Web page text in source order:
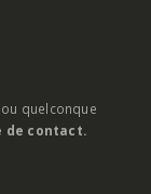
quelconque
de contact.